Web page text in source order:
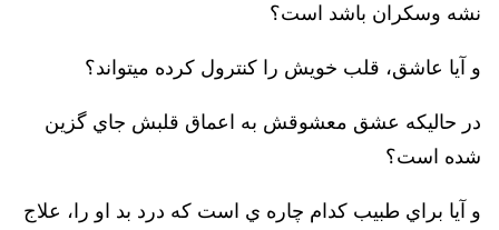
نشه وسکران باشد است؟
و آيا عاشق، قلب خويش را کنترول کرده ميتواند؟
در حاليکه عشق معشوقش به اعماق قلبش جاي گزين
شده است؟
و آيا براي طبيب کدام چاره ي است که درد بد او را، علاج